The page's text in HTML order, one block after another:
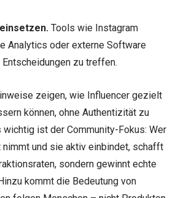
Tools wie Instagram
Analytics oder externe Software
zu treffen.
zeigen, wie Influencer gezielt
können, ohne Authentizität zu
ist der Community-Fokus: Wer
und sie aktiv einbindet, schafft
sondern gewinnt echte
kommt die Bedeutung von